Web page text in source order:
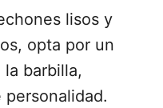
lisos y
opta por un
barbilla,